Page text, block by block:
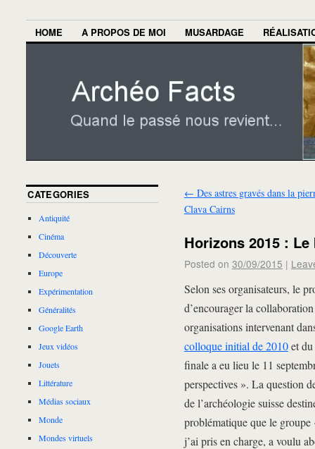
HOME A PROPOS DE MOI MUSARDAGE
← Des astres gravés dans la
Clava Cairns
Horizons 2015 :
Posted on 30/09/2015 |
Selon ses organisateurs, le
d’encourager la
organisations intervenant
colloque initial de 2010et du
finale a eu lieu le 11
perspectives ». La question
de l’archéologie suisse
problématique que le
j’ai pris en charge, a voulu
CATEGORIES
Antiquité
Cinéma
Découverte
Europe
Expérimentation
Généralités
Google Earth
Jeux vidéos
Jouets
Littérature
Médias sociaux
Monde
Mondes virtuels